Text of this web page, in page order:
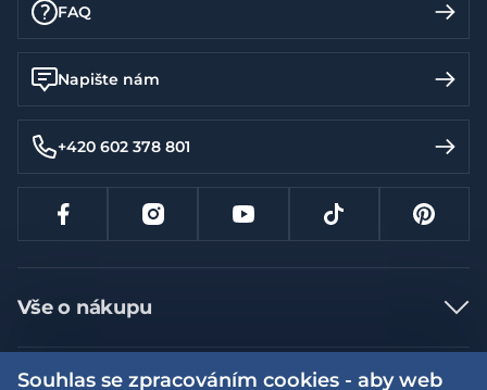
FAQ
Napište nám
+420 602 378 801
Vše o nákupu
Jak nakupovat
Souhlas se zpracováním cookies - aby web